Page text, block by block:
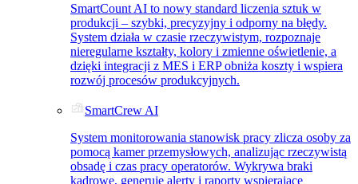
SmartCount AI to nowy standard liczenia sztuk w
produkcji – szybki, precyzyjny i odporny na błędy.
System działa w czasie rzeczywistym, rozpoznaje
nieregularne kształty, kolory i zmienne oświetlenie, a
dzięki integracji z MES i ERP obniża koszty i wspiera
rozwój procesów produkcyjnych.
SmartCrew AI
System monitorowania stanowisk pracy zlicza osoby za
pomocą kamer przemysłowych, analizując rzeczywistą
obsadę i czas pracy operatorów. Wykrywa braki
kadrowe, generuje alerty i raporty wspierające